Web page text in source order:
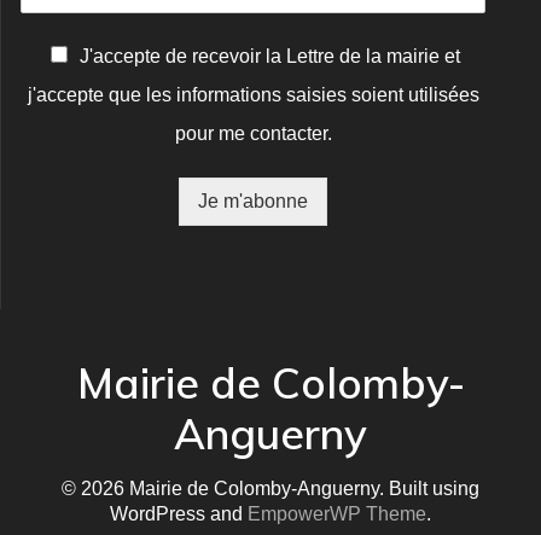
n
J'accepte de recevoir la Lettre de la mairie et
j'accepte que les informations saisies soient utilisées
pour me contacter.
Je m'abonne
Mairie de Colomby-
Anguerny
© 2026 Mairie de Colomby-Anguerny. Built using
WordPress and EmpowerWP Theme.